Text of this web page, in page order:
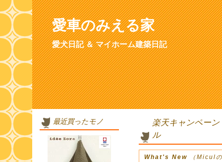
愛車のみえる家
愛犬日記 ＆ マイホーム建築日記
楽天キャンペー
ル
What's New （Micul
最近買ったモノ